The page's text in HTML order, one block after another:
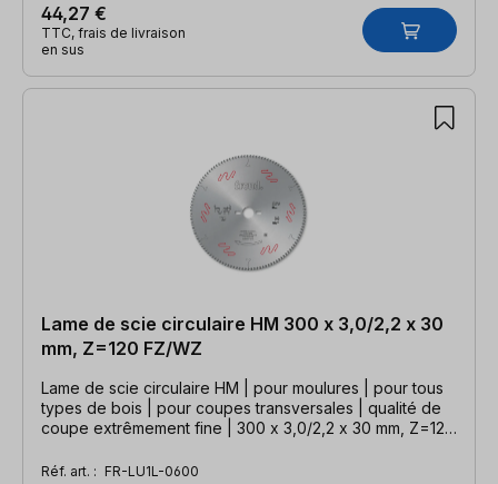
44,27 €
TTC, frais de livraison
en sus
Lame de scie circulaire HM 300 x 3,0/2,2 x 30
mm, Z=120 FZ/WZ
Lame de scie circulaire HM | pour moulures | pour tous
types de bois | pour coupes transversales | qualité de
coupe extrêmement fine | 300 x 3,0/2,2 x 30 mm, Z=120
Réf. art. : FR-LU1L-0600